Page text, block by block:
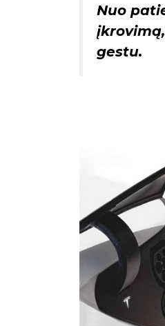
Nuo
gestu.